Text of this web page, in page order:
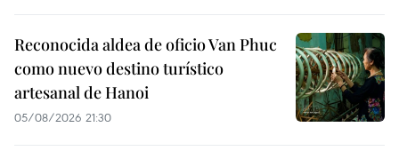
Reconocida aldea de oficio Van Phuc
como nuevo destino turístico
artesanal de Hanoi
05/08/2026 21:30